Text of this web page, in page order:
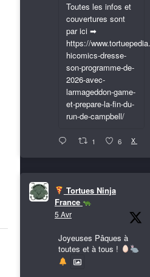
Toutes les infos et
couvertures sont
par ici ➡
https://
hicomics-dresse-
son-programme-de-
2026-avec-
larmageddon-game-
et-prepare-la-fin-du-
run-de-campbell/
1 6 X
Tortues Ninja
France
5 Avr
Joyeuses Pâques à
toutes et à tous !